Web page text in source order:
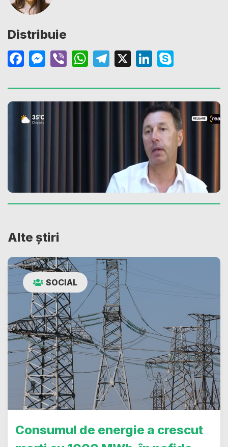
Distribuie
Facebook
Messenger
ViberWhatsApp
Telegram
X LinkedIn
Alte știri
SOCIAL
Consumul de energie a crescut